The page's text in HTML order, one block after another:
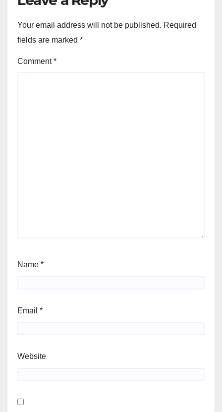
Your email address will not be published. Required
fields are marked *
Comment*
Name *
Email *
Website